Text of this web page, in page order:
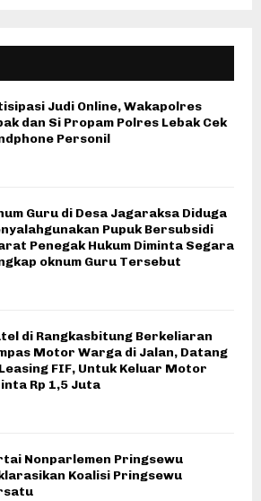
Judi Online, Wakapolres
dan Si Propam Polres Lebak Cek
Personil
Guru di Desa Jagaraksa Diduga
Pupuk Bersubsidi
Penegak Hukum Diminta Segara
oknum Guru Tersebut
di Rangkasbitung Berkeliaran
Motor Warga di Jalan, Datang
FIF, Untuk Keluar Motor
Rp 1,5 Juta
Nonparlemen Pringsewu
Koalisi Pringsewu